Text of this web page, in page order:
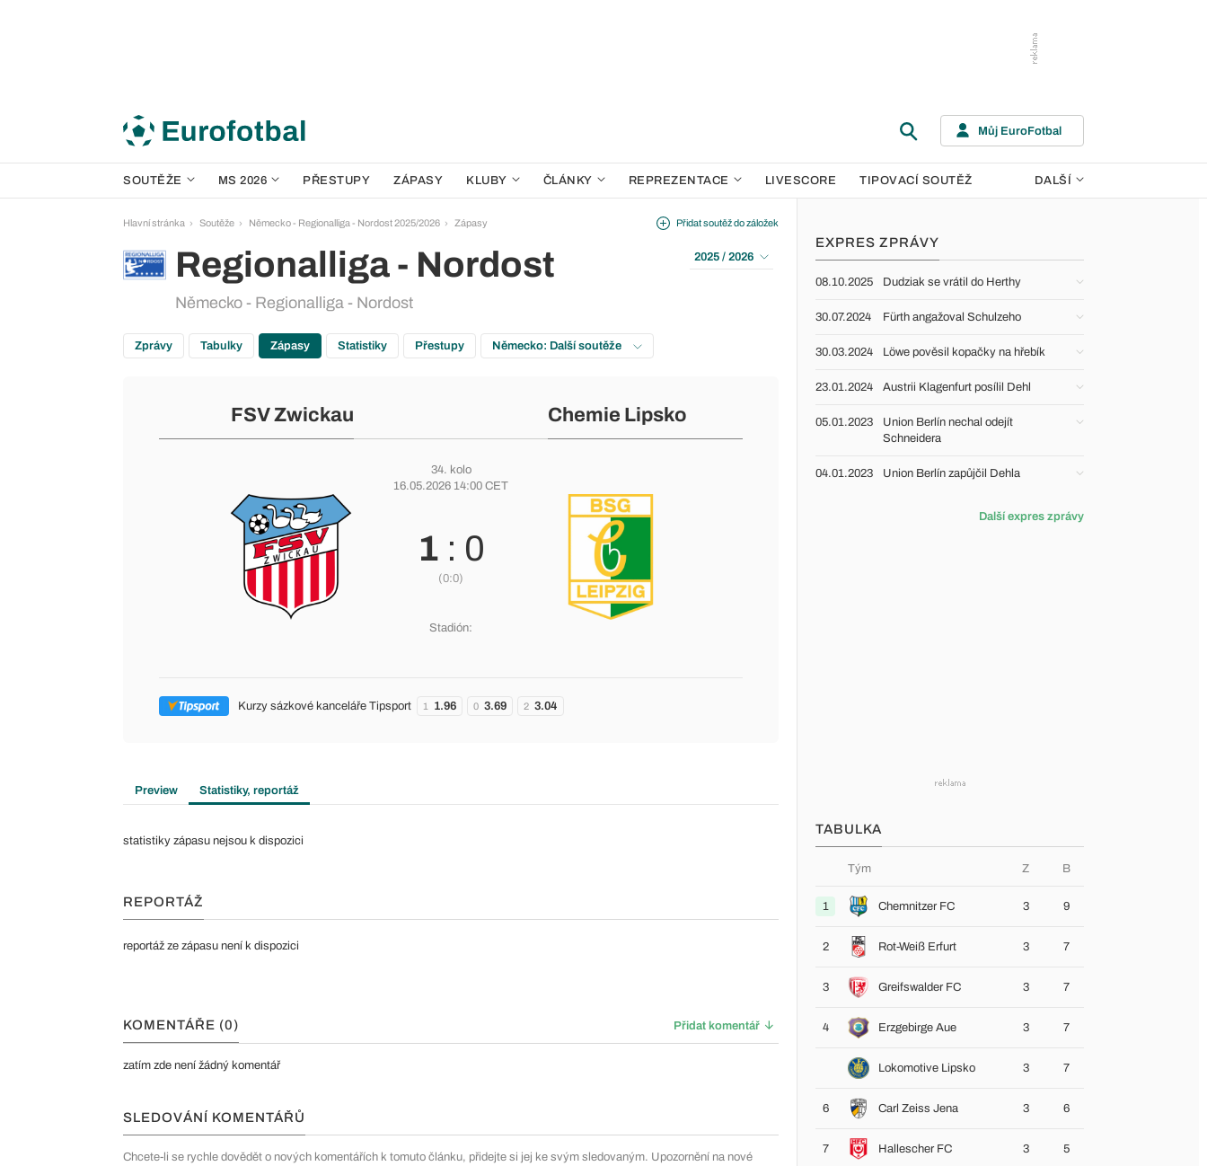
Můj EuroFotbal
SOUTĚŽE MS 2026 PŘESTUPY ZÁPASY KLUBY ČLÁNKY REPREZENTACE LIVESCORE TIPOVACÍ SOUTĚŽ DALŠÍ
Hlavní stránka Soutěže Německo - Regionalliga - Nordost 2025/2026 Zápasy
Regionalliga - Nordost
Německo - Regionalliga - Nordost
Přidat soutěž do záložek
2025 / 2026
Zprávy Tabulky Zápasy Statistiky Přestupy Německo: Další soutěže
FSV Zwickau Chemie Lipsko
34. kolo
16.05.2026 14:00 CET
1 : 0
(0:0)
Stadión:
Kurzy sázkové kanceláře Tipsport 1 1.96 0 3.69 2 3.04
Preview Statistiky, reportáž
statistiky zápasu nejsou k dispozici
REPORTÁŽ
reportáž ze zápasu není k dispozici
KOMENTÁŘE (0) Přidat komentář
zatím zde není žádný komentář
SLEDOVÁNÍ KOMENTÁŘŮ
Chcete-li se rychle dovědět o nových komentářích k tomuto článku, přidejte si jej ke svým sledovaným. Upozornění na nové
EXPRES ZPRÁVY
08.10.2025 Dudziak se vrátil do Herthy
30.07.2024 Fürth angažoval Schulzeho
30.03.2024 Löwe pověsil kopačky na hřebík
23.01.2024 Austrii Klagenfurt posílil Dehl
05.01.2023
Union Berlín nechal odejít
Schneidera
04.01.2023 Union Berlín zapůjčil Dehla
Další expres zprávy
TABULKA
Tým Z B
1 Chemnitzer FC 3 9
2 Rot-Weiß Erfurt 3 7
3 Greifswalder FC 3 7
4 Erzgebirge Aue 3 7
Lokomotive Lipsko 3 7
6 Carl Zeiss Jena 3 6
7 Hallescher FC 3 5